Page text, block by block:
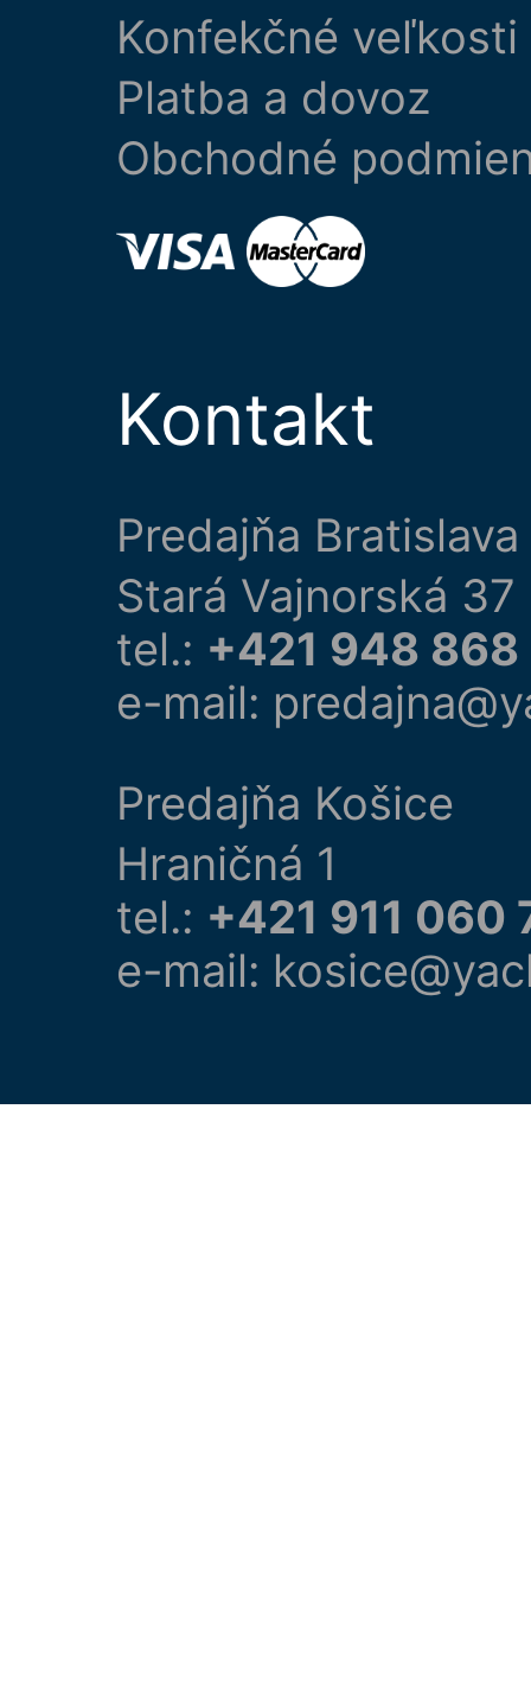
Konfekčné veľkosti
Platba a dovoz
Obchodné
Kontakt
Predajňa Bratislava
Stará Vajnorská 37
tel.: +421 948
e-mail:
Predajňa Košice
Hraničná 1
tel.: +421 911 060
e-mail: